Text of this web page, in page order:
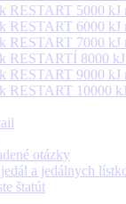
RESTART 5000 kJ
RESTART 6000 kJ
RESTART 7000 kJ
RESTARTÍ 8000
RESTART 9000 kJ
RESTART 10000
otázky
a jedálnych
štatút